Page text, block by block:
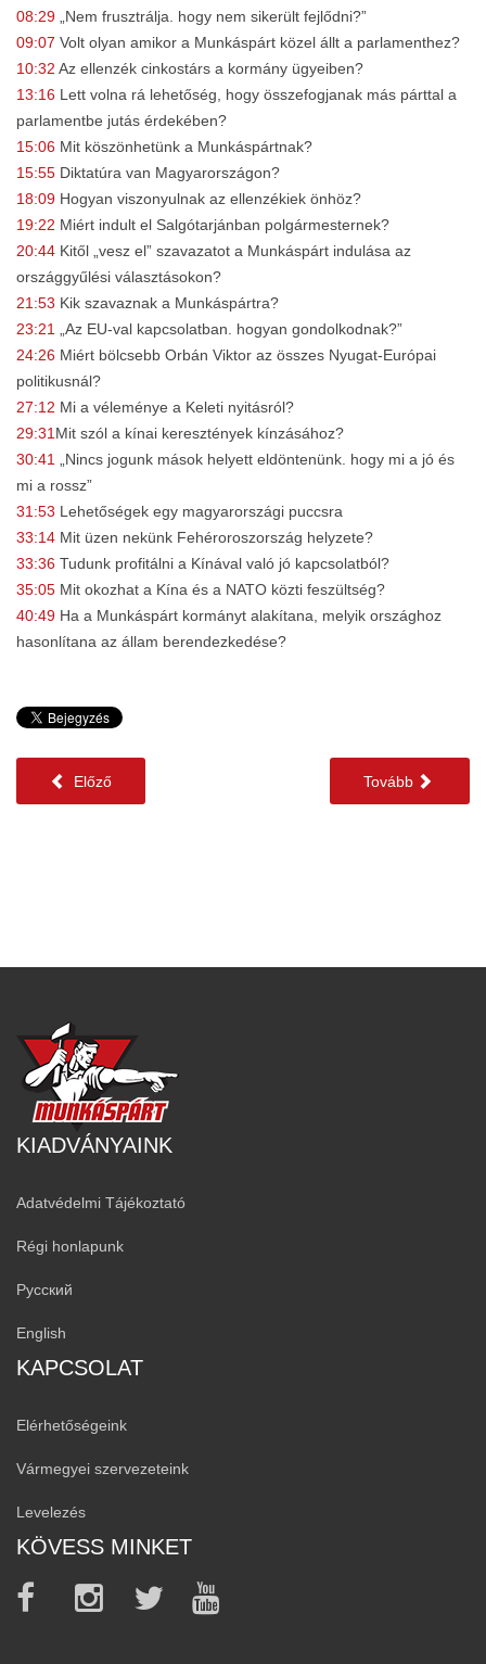
08:29 „Nem frusztrálja. hogy nem sikerült fejlődni?”
09:07 Volt olyan amikor a Munkáspárt közel állt a parlamenthez?
10:32 Az ellenzék cinkostárs a kormány ügyeiben?
13:16 Lett volna rá lehetőség, hogy összefogjanak más párttal a
parlamentbe jutás érdekében?
15:06 Mit köszönhetünk a Munkáspártnak?
15:55 Diktatúra van Magyarországon?
18:09 Hogyan viszonyulnak az ellenzékiek önhöz?
19:22 Miért indult el Salgótarjánban polgármesternek?
20:44 Kitől „vesz el” szavazatot a Munkáspárt indulása az
országgyűlési választásokon?
21:53 Kik szavaznak a Munkáspártra?
23:21
„Az EU-val kapcsolatban. hogyan gondolkodnak?”
24:26 Miért bölcsebb Orbán Viktor az összes Nyugat-Európai
politikusnál?
27:12 Mi a véleménye a Keleti nyitásról?
29:31 Mit szól a kínai keresztények kínzásához?
30:41
„Nincs jogunk mások helyett eldöntenünk. hogy mi a jó és
mi a rossz”
31:53 Lehetőségek egy magyarországi puccsra
33:14 Mit üzen nekünk Fehéroroszország helyzete?
33:36 Tudunk profitálni a Kínával való jó kapcsolatból?
35:05 Mit okozhat a Kína és a NATO közti feszültség?
40:49 Ha a Munkáspárt kormányt alakítana, melyik országhoz
hasonlítana az állam berendezkedése?
Előző Tovább
KIADVÁNYAINK
Adatvédelmi Tájékoztató
Régi honlapunk
Русский
English
KAPCSOLAT
Elérhetőségeink
Vármegyei szervezeteink
Levelezés
KÖVESS MINKET